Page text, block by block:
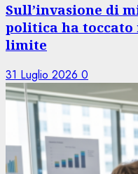
Sull’invasione di
politica ha toccato
limite
31 Luglio 2026 0